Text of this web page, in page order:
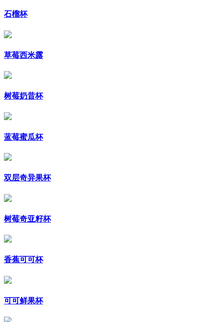
石榴杯
草莓西米露
树莓奶昔杯
蓝莓蜜瓜杯
双层奇异果杯
树莓奇亚籽杯
香蕉可可杯
可可鲜果杯